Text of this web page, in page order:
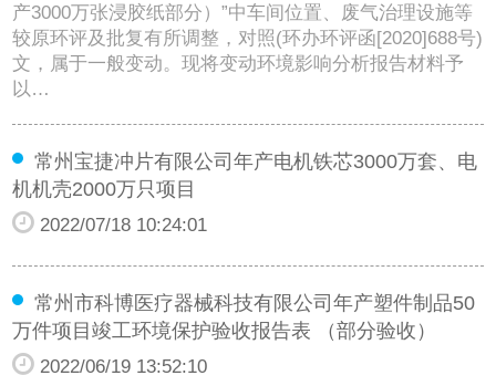
知
我
们
产3000万张浸胶纸部分）”中车间位置、废气治理设施等
较原环评及批复有所调整，对照(环办环评函[2020]688号)
文，属于一般变动。现将变动环境影响分析报告材料予
以…
常州宝捷冲片有限公司年产电机铁芯3000万套、电
机机壳2000万只项目
2022/07/18 10:24:01
常州市科博医疗器械科技有限公司年产塑件制品50
万件项目竣工环境保护验收报告表 （部分验收）
2022/06/19 13:52:10